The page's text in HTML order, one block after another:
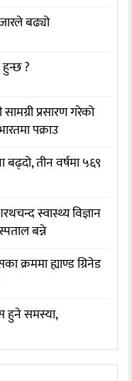
बढ्यो
हुन्छ ?
प्रसारण गरेको
पक्राउ
बढ्दो, तीन वर्षमा ५६९
स्वास्थ्य विज्ञान
बन्ने
क्रममा ह्याण्ड ग्रिनेड
हुने समस्या,